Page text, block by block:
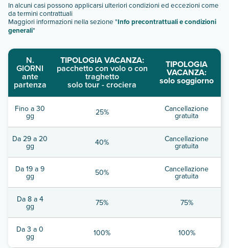
In alcuni casi possono applicarsi ulteriori condizioni ed eccezioni come
da termini contrattuali
Maggiori informazioni nella sezione "Info precontrattuali e condizioni
generali"
N.
GIORNI
ante
partenza
TIPOLOGIA VACANZA:
pacchetto con volo o con
traghetto
solo tour - crociera
TIPOLOGIA
VACANZA:
solo soggiorno
Fino a 30
gg 25% Cancellazione
gratuita
Da 29 a 20
gg 40% Cancellazione
gratuita
Da 19 a 9
gg 50% Cancellazione
gratuita
Da 8 a 4
gg 75% 75%
Da 3 a 0
gg 100% 100%